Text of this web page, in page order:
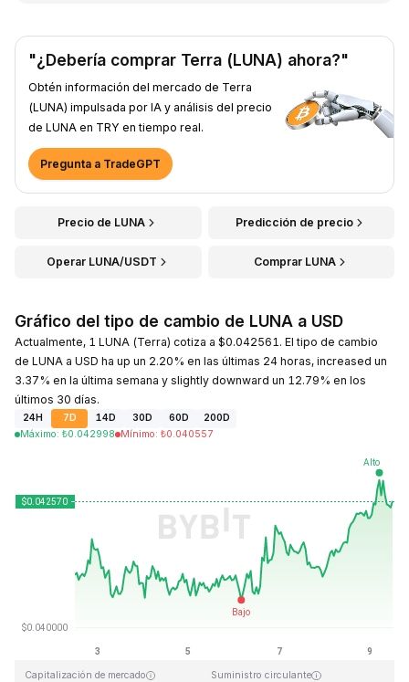
"¿Debería comprar Terra (LUNA) ahora?"
Obtén información del mercado de Terra
(LUNA) impulsada por IA y análisis del precio
de LUNA en TRY en tiempo real.
Pregunta a TradeGPT
Precio de LUNA Predicción de precio
Operar LUNA/USDT Comprar LUNA
Gráfico del tipo de cambio de LUNA a USD
Actualmente, 1 LUNA (Terra) cotiza a $0.042561. El tipo de cambio
de LUNA a USD ha up un 2.20% en las últimas 24 horas, increased un
3.37% en la última semana y slightly downward un 12.79% en los
últimos 30 días.
24H 7D 14D 30D 60D
200D
Máximo: ₺0.042998 Mínimo: ₺0.040557
Última actualización: 2026-08-09, 11:27 GMT+0
Máximo histórico
Capitalización de mercado Suministro circulante